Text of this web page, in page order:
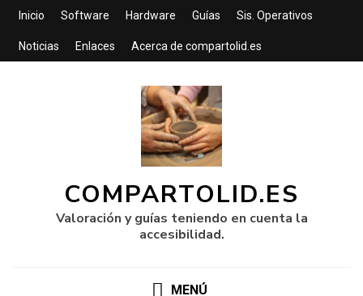
Inicio Software Hardware Guías Sis. Operativos
Noticias Enlaces Acerca de compartolid.es
COMPARTOLID.ES
Valoración y guías teniendo en cuenta la
accesibilidad.
MENÚ